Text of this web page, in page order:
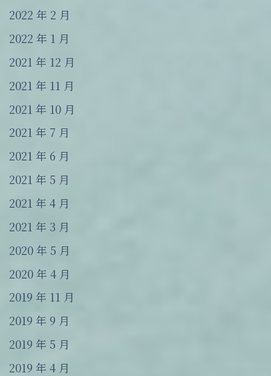
2022 年 2 月
2022 年 1 月
2021 年 12 月
2021 年 11 月
2021 年 10 月
2021 年 7 月
2021 年 6 月
2021 年 5 月
2021 年 4 月
2021 年 3 月
2020 年 5 月
2020 年 4 月
2019 年 11 月
2019 年 9 月
2019 年 5 月
2019 年 4 月